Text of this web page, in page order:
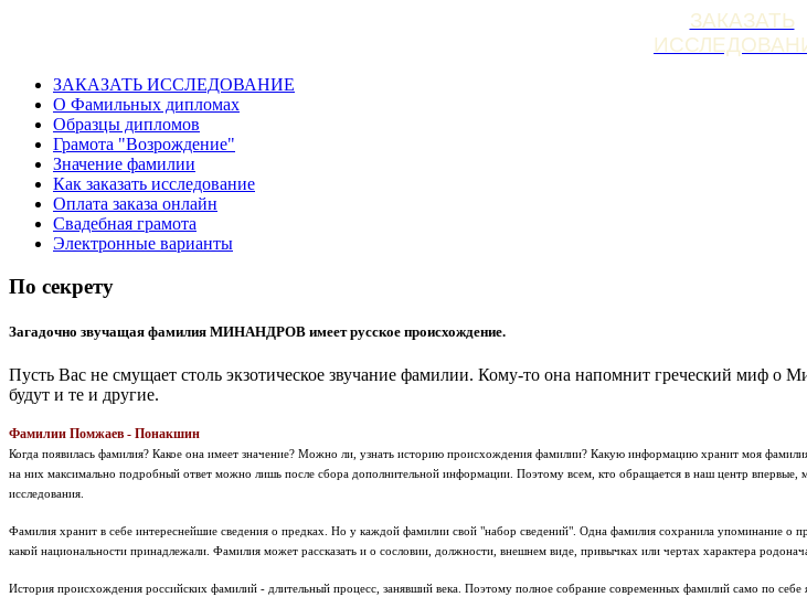
ЗАКАЗАТЬ
ЗАКАЗАТЬ ИССЛЕДОВАНИЕ
О Фамильных дипломах
Образцы дипломов
Грамота "Возрождение"
Значение фамилии
Как заказать исследование
Оплата заказа онлайн
Свадебная грамота
Электронные варианты
По секрету
Загадочно звучащая фамилия МИНАНДРОВ имеет русское происхождение.
Пусть Вас не смущает столь экзотическое звучание фамилии. Кому-то она напомнит греческий миф о
будут и те и другие.
Фамилии Помжаев - Понакшин
Когда появилась фамилия? Какое она имеет значение? Можно ли, узнать историю происхождения фамилии? Какую информацию хранит моя
на них максимально подробный ответ можно лишь после сбора дополнительной информации. Поэтому всем, кто обращается в наш центр впервые,
исследования.
Фамилия хранит в себе интереснейшие сведения о предках. Но у каждой фамилии свой "набор сведений". Одна фамилия сохранила упоминание о
какой национальности принадлежали. Фамилия может рассказать и о сословии, должности, внешнем виде, привычках или чертах характера
История происхождения российских фамилий - длительный процесс, занявший века. Поэтому полное собрание современных фамилий само по